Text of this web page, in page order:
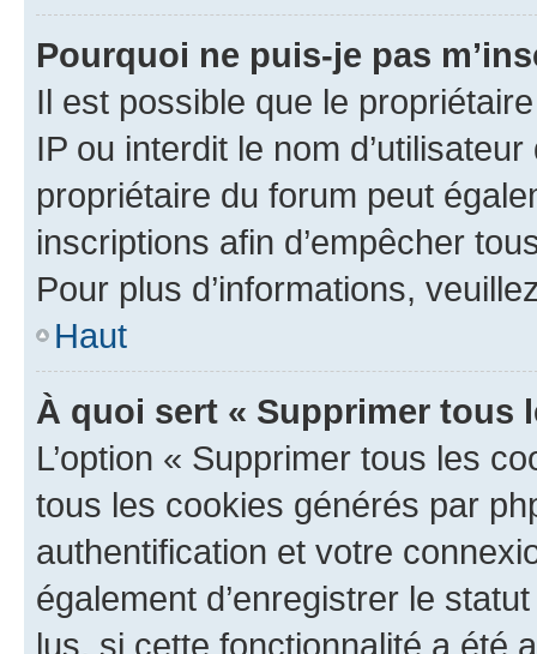
Pourquoi ne puis-je pas
Il est possible que le
IP ou interdit le nom
propriétaire du forum peut
inscriptions afin d’empêcher
Pour plus d’informations,
Haut
À quoi sert « Supprimer tous
L’option « Supprimer tous les
tous les cookies générés par
authentification et votre
également d’enregistrer le
lus, si cette fonctionnalité a été